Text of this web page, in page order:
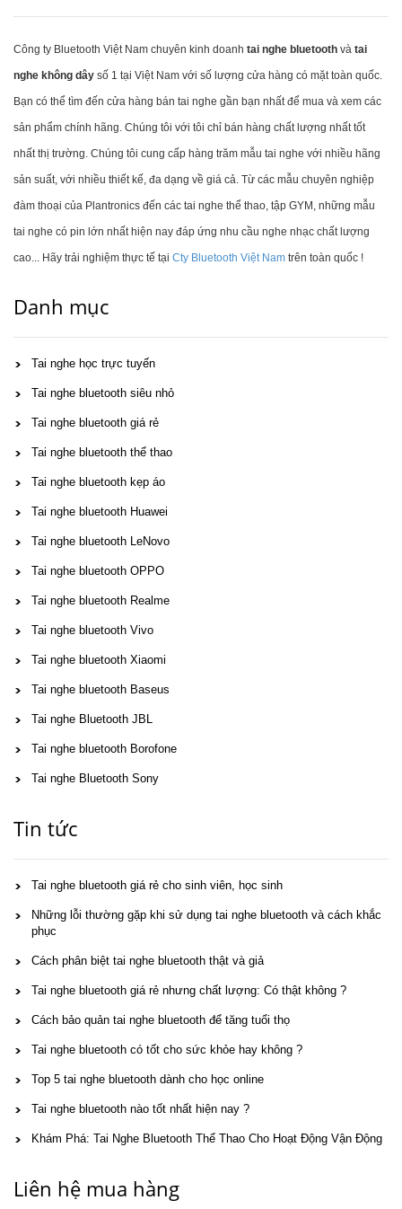
Công ty Bluetooth Việt Nam chuyên kinh doanh tai nghe bluetooth và tai
nghe không dây số 1 tại Việt Nam với số lượng cửa hàng có mặt toàn quốc.
Bạn có thể tìm đến cửa hàng bán tai nghe gần bạn nhất để mua và xem các
sản phẩm chính hãng. Chúng tôi với tôi chỉ bán hàng chất lượng nhất tốt
nhất thị trường. Chúng tôi cung cấp hàng trăm mẫu tai nghe với nhiều hãng
sản suất, với nhiều thiết kế, đa dạng về giá cả. Từ các mẫu chuyên nghiệp
đàm thoại của Plantronics đến các tai nghe thể thao, tập GYM, những mẫu
tai nghe có pin lớn nhất hiện nay đáp ứng nhu cầu nghe nhạc chất lượng
cao... Hãy trải nghiệm thực tế tại Cty Bluetooth Việt Nam trên toàn quốc !
Danh mục
Tai nghe học trực tuyến
Tai nghe bluetooth siêu nhỏ
Tai nghe bluetooth giá rẻ
Tai nghe bluetooth thể thao
Tai nghe bluetooth kẹp áo
Tai nghe bluetooth Huawei
Tai nghe bluetooth LeNovo
Tai nghe bluetooth OPPO
Tai nghe bluetooth Realme
Tai nghe bluetooth Vivo
Tai nghe bluetooth Xiaomi
Tai nghe bluetooth Baseus
Tai nghe Bluetooth JBL
Tai nghe bluetooth Borofone
Tai nghe Bluetooth Sony
Tin tức
Tai nghe bluetooth giá rẻ cho sinh viên, học sinh
Những lỗi thường gặp khi sử dụng tai nghe bluetooth và cách khắc
phục
Cách phân biệt tai nghe bluetooth thật và giả
Tai nghe bluetooth giá rẻ nhưng chất lượng: Có thật không ?
Cách bảo quản tai nghe bluetooth để tăng tuổi thọ
Tai nghe bluetooth có tốt cho sức khỏe hay không ?
Top 5 tai nghe bluetooth dành cho học online
Tai nghe bluetooth nào tốt nhất hiện nay ?
Khám Phá: Tai Nghe Bluetooth Thể Thao Cho Hoạt Động Vận Động
Liên hệ mua hàng